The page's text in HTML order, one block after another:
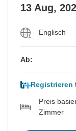
13 Aug,
Englisch
Ab:
Registrieren
Preis
Zimmer